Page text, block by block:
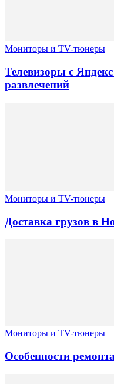
Мониторы и TV-тюнеры
Телевизоры с
развлечений
Мониторы и TV-тюнеры
Доставка грузов в
Мониторы и TV-тюнеры
Особенности